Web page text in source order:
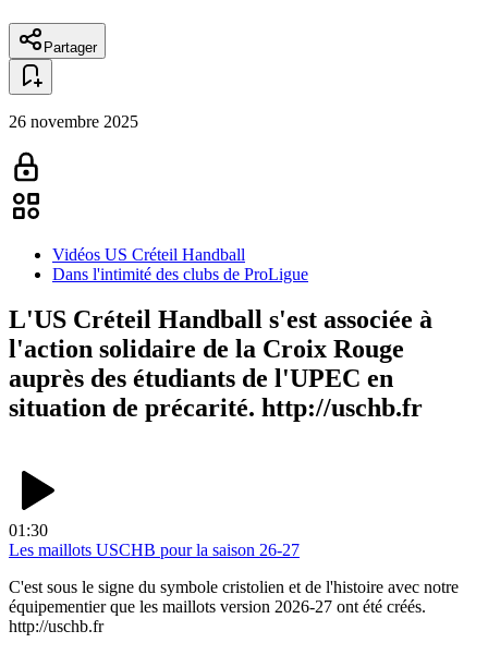
Partager
26 novembre 2025
Vidéos US Créteil Handball
Dans l'intimité des clubs de ProLigue
L'US Créteil Handball s'est associée à
l'action solidaire de la Croix Rouge
auprès des étudiants de l'UPEC en
situation de précarité. http://uschb.fr
01:30
Les maillots USCHB pour la saison 26-27
C'est sous le signe du symbole cristolien et de l'histoire avec notre
équipementier que les maillots version 2026-27 ont été créés.
http://uschb.fr